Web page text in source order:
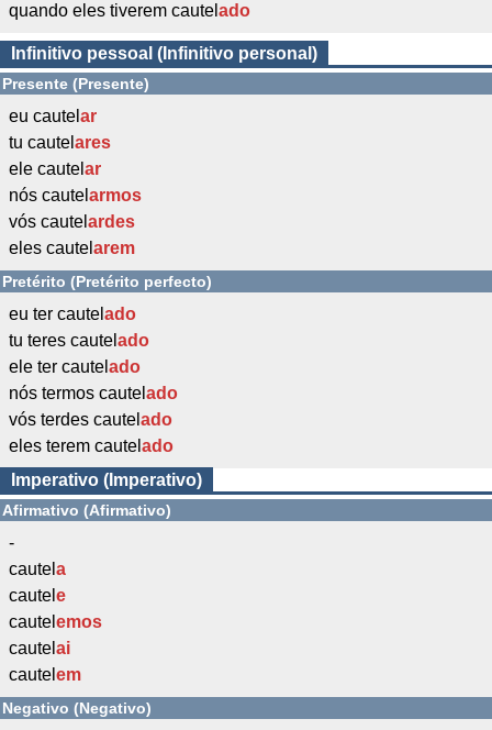
quando eles tiverem cautel ado
Infinitivo pessoal (Infinitivo personal)
Presente (Presente)
eu cautel ar
tu cautel ares
ele cautel ar
nós cautel armos
vós cautel ardes
eles cautel arem
Pretérito (Pretérito perfecto)
eu ter cautel ado
tu teres cautel ado
ele ter cautel ado
nós termos cautel ado
vós terdes cautel ado
eles terem cautel ado
Imperativo (Imperativo)
Afirmativo (Afirmativo)
-
cautel a
cautel e
cautel emos
cautel ai
cautel em
Negativo (Negativo)